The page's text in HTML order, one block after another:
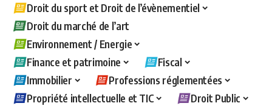
Droit du sport et Droit de l’évènementiel
Droit du marché de l’art
Environnement / Energie
Finance et patrimoine
Fiscal
Immobilier
Professions réglementées
Propriété intellectuelle et TIC
Droit Public